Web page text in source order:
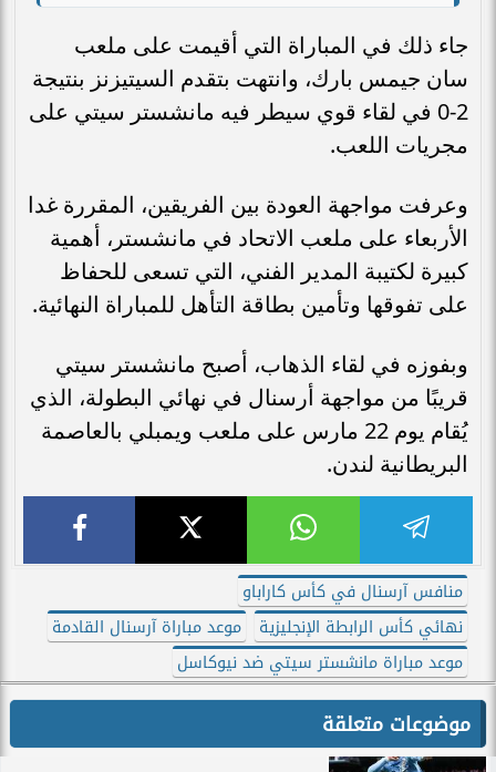
جاء ذلك في المباراة التي أقيمت على ملعب
سان جيمس بارك، وانتهت بتقدم السيتيزنز بنتيجة
2-0 في لقاء قوي سيطر فيه مانشستر سيتي على
مجريات اللعب.
وعرفت مواجهة العودة بين الفريقين، المقررة غدا
الأربعاء على ملعب الاتحاد في مانشستر، أهمية
كبيرة لكتيبة المدير الفني، التي تسعى للحفاظ
على تفوقها وتأمين بطاقة التأهل للمباراة النهائية.
وبفوزه في لقاء الذهاب، أصبح مانشستر سيتي
قريبًا من مواجهة أرسنال في نهائي البطولة، الذي
يُقام يوم 22 مارس على ملعب ويمبلي بالعاصمة
البريطانية لندن.
منافس آرسنال في كأس كاراباو
نهائي كأس الرابطة الإنجليزية
موعد مباراة آرسنال القادمة
موعد مباراة مانشستر سيتي ضد نيوكاسل
موضوعات متعلقة